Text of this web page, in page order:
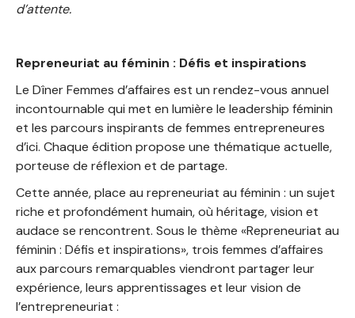
d’attente.
Repreneuriat au féminin : Défis et inspirations
Le Dîner Femmes d’affaires est un rendez-vous annuel
incontournable qui met en lumière le leadership féminin
et les parcours inspirants de femmes entrepreneures
d’ici. Chaque édition propose une thématique actuelle,
porteuse de réflexion et de partage.
Cette année, place au repreneuriat au féminin : un sujet
riche et profondément humain, où héritage, vision et
audace se rencontrent. Sous le thème «Repreneuriat au
féminin : Défis et inspirations», trois femmes d’affaires
aux parcours remarquables viendront partager leur
expérience, leurs apprentissages et leur vision de
l’entrepreneuriat :